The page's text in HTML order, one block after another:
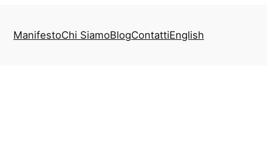
ManifestoChi SiamoBlogContattiEnglish